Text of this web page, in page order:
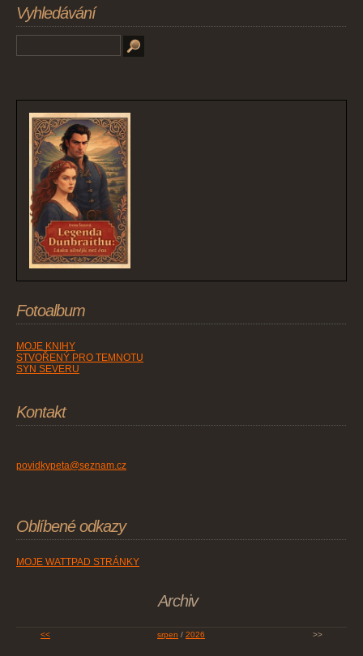
Vyhledávání
Fotoalbum
MOJE KNIHY
STVOŘENÝ PRO TEMNOTU
SYN SEVERU
Kontakt
povidkypeta@seznam.cz
Oblíbené odkazy
MOJE WATTPAD STRÁNKY
Archiv
<< srpen / 2026 >>